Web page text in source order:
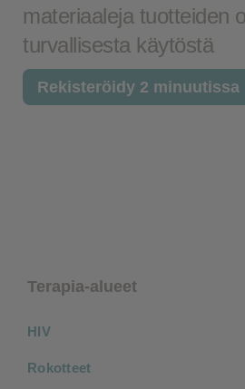
materiaaleja tuotteiden
turvallisesta käytöstä
Rekisteröidy 2 minuutissa
Terapia-alueet
HIV
Rokotteet